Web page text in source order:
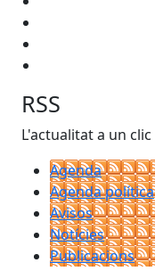
RSS
L'actualitat a un clic
Agenda
Agenda política
Avisos
Notícies
Publicacions